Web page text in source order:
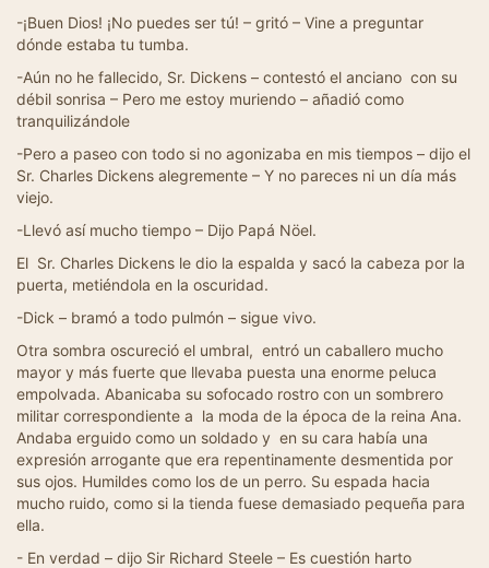
-¡Buen Dios! ¡No puedes ser tú! – gritó – Vine a preguntar
dónde estaba tu tumba.
-Aún no he fallecido, Sr. Dickens – contestó el anciano con su
débil sonrisa – Pero me estoy muriendo – añadió como
tranquilizándole
-Pero a paseo con todo si no agonizaba en mis tiempos – dijo el
Sr. Charles Dickens alegremente – Y no pareces ni un día más
viejo.
-Llevó así mucho tiempo – Dijo Papá Nöel.
El Sr. Charles Dickens le dio la espalda y sacó la cabeza por la
puerta, metiéndola en la oscuridad.
-Dick – bramó a todo pulmón – sigue vivo.
Otra sombra oscureció el umbral, entró un caballero mucho
mayor y más fuerte que llevaba puesta una enorme peluca
empolvada. Abanicaba su sofocado rostro con un sombrero
militar correspondiente a la moda de la época de la reina Ana.
Andaba erguido como un soldado y en su cara había una
expresión arrogante que era repentinamente desmentida por
sus ojos. Humildes como los de un perro. Su espada hacia
mucho ruido, como si la tienda fuese demasiado pequeña para
ella.
- En verdad – dijo Sir Richard Steele – Es cuestión harto